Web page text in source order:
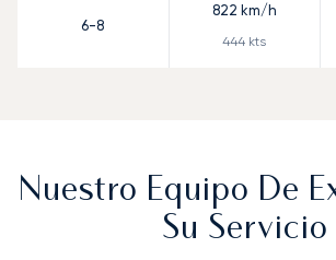
6-8
822 km/h
444 kts
Nuestro Equipo De
Su Servicio